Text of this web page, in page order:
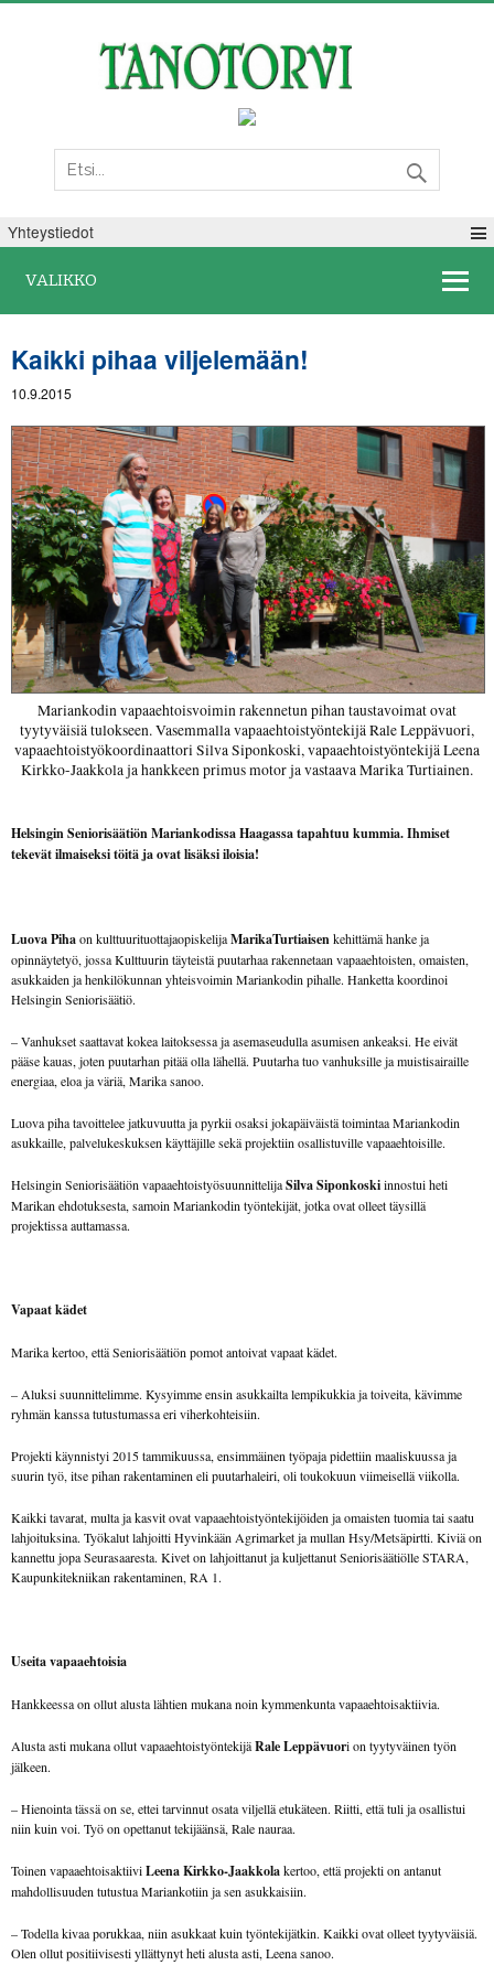
Yhteystiedot
VALIKKO
Kaikki pihaa viljelemään!
10.9.2015
Mariankodin vapaaehtoisvoimin rakennetun pihan taustavoimat ovat
tyytyväisiä tulokseen. Vasemmalla vapaaehtoistyöntekijä Rale Leppävuori,
vapaaehtoistyökoordinaattori Silva Siponkoski, vapaaehtoistyöntekijä Leena
Kirkko-Jaakkola ja hankkeen primus motor ja vastaava Marika Turtiainen.
Helsingin Seniorisäätiön Mariankodissa Haagassa tapahtuu kummia. Ihmiset
tekevät ilmaiseksi töitä ja ovat lisäksi iloisia!
Luova Pihaon kulttuurituottajaopiskelijaMarikaTurtiaisenkehittämä hanke ja
opinnäytetyö, jossa Kulttuurin täyteistä puutarhaa rakennetaan vapaaehtoisten, omaisten,
asukkaiden ja henkilökunnan yhteisvoimin Mariankodin pihalle. Hanketta koordinoi
Helsingin Seniorisäätiö.
– Vanhukset saattavat kokea laitoksessa ja asemaseudulla asumisen ankeaksi. He eivät
pääse kauas, joten puutarhan pitää olla lähellä. Puutarha tuo vanhuksille ja muistisairaille
energiaa, eloa ja väriä, Marika sanoo.
Luova piha tavoittelee jatkuvuutta ja pyrkii osaksi jokapäiväistä toimintaa Mariankodin
asukkaille, palvelukeskuksen käyttäjille sekä projektiin osallistuville vapaaehtoisille.
Helsingin Seniorisäätiön vapaaehtoistyösuunnittelijaSilva Siponkoskiinnostui heti
Marikan ehdotuksesta, samoin Mariankodin työntekijät, jotka ovat olleet täysillä
projektissa auttamassa.
Vapaat kädet
Marika kertoo, että Seniorisäätiön pomot antoivat vapaat kädet.
– Aluksi suunnittelimme. Kysyimme ensin asukkailta lempikukkia ja toiveita, kävimme
ryhmän kanssa tutustumassa eri viherkohteisiin.
Projekti käynnistyi 2015 tammikuussa, ensimmäinen työpaja pidettiin maaliskuussa ja
suurin työ, itse pihan rakentaminen eli puutarhaleiri, oli toukokuun viimeisellä viikolla.
Kaikki tavarat, multa ja kasvit ovat vapaaehtoistyöntekijöiden ja omaisten tuomia tai saatu
lahjoituksina. Työkalut lahjoitti Hyvinkään Agrimarket ja mullan Hsy/Metsäpirtti. Kiviä on
kannettu jopa Seurasaaresta. Kivet on lahjoittanut ja kuljettanut Seniorisäätiölle STARA,
Kaupunkitekniikan rakentaminen, RA 1.
Useita vapaaehtoisia
Hankkeessa on ollut alusta lähtien mukana noin kymmenkunta vapaaehtoisaktiivia.
Alusta asti mukana ollut vapaaehtoistyöntekijäRale Leppävuori on tyytyväinen työn
jälkeen.
– Hienointa tässä on se, ettei tarvinnut osata viljellä etukäteen. Riitti, että tuli ja osallistui
niin kuin voi. Työ on opettanut tekijäänsä, Rale nauraa.
Toinen vapaaehtoisaktiiviLeena Kirkko-Jaakkolakertoo, että projekti on antanut
mahdollisuuden tutustua Mariankotiin ja sen asukkaisiin.
– Todella kivaa porukkaa, niin asukkaat kuin työntekijätkin. Kaikki ovat olleet tyytyväisiä.
Olen ollut positiivisesti yllättynyt heti alusta asti, Leena sanoo.